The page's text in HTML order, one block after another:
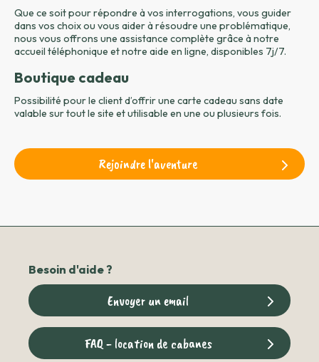
Que ce soit pour répondre à vos interrogations, vous guider
dans vos choix ou vous aider à résoudre une problématique,
nous vous offrons une assistance complète grâce à notre
accueil téléphonique et notre aide en ligne, disponibles 7j/7.
Boutique cadeau
Possibilité pour le client d’offrir une carte cadeau sans date
valable sur tout le site et utilisable en une ou plusieurs fois.
Rejoindre l'aventure
Besoin d'aide ?
Envoyer un email
FAQ - location de cabanes